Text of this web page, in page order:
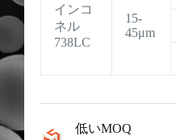
インコ
ネル
738LC
15-
45μm
低いMOQ